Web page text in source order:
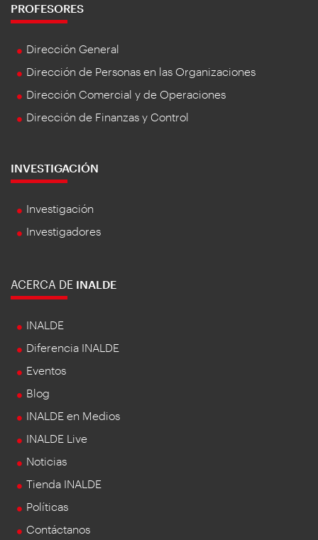
PROFESORES
Dirección General
Dirección de Personas en las Organizaciones
Dirección Comercial y de Operaciones
Dirección de Finanzas y Control
INVESTIGACIÓN
Investigación
Investigadores
ACERCA DE INALDE
INALDE
Diferencia INALDE
Eventos
Blog
INALDE en Medios
INALDE Live
Noticias
Tienda INALDE
Políticas
Contáctanos